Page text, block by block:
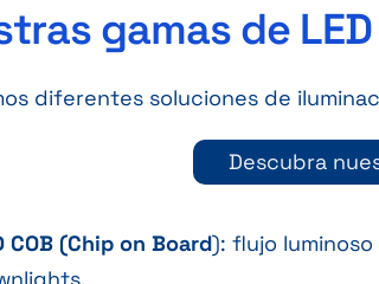
gamas de
diferentes soluciones de
Descubra
COB (Chip on Board): flujo